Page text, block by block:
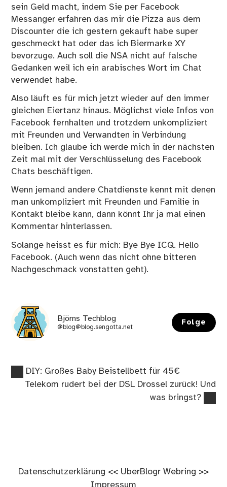
sein Geld macht, indem Sie per Facebook
Messanger erfahren das mir die Pizza aus dem
Discounter die ich gestern gekauft habe super
geschmeckt hat oder das ich Biermarke XY
bevorzuge. Auch soll die NSA nicht auf falsche
Gedanken weil ich ein arabisches Wort im Chat
verwendet habe.
Also läuft es für mich jetzt wieder auf den immer
gleichen Eiertanz hinaus. Möglichst viele Infos von
Facebook fernhalten und trotzdem unkompliziert
mit Freunden und Verwandten in Verbindung
bleiben. Ich glaube ich werde mich in der nächsten
Zeit mal mit der Verschlüsselung des Facebook
Chats beschäftigen.
Wenn jemand andere Chatdienste kennt mit denen
man unkompliziert mit Freunden und Familie in
Kontakt bleibe kann, dann könnt Ihr ja mal einen
Kommentar hinterlassen.
Solange heisst es für mich: Bye Bye ICQ. Hello
Facebook. (Auch wenn das nicht ohne bitteren
Nachgeschmack vonstatten geht).
Björns Techblog
@blog@blog.sengotta.net
Folge
Beitragsnavigation
Vorheriger
Beitrag:
DIY: Großes Baby Beistellbett für 45€
Nächster
Telekom rudert bei der DSL Drossel zurück! Und
was bringst?
Datenschutzerklärung << UberBlogr Webring >>